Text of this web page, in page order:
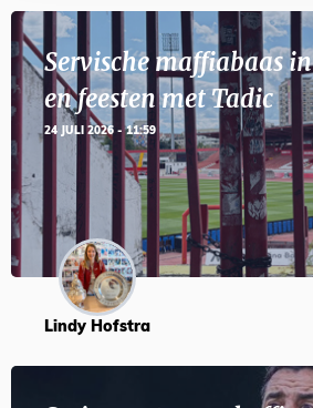
Servische maffiabaas
en feesten met Tadic
24 JULI 2026 - 11:59
Lindy Hofstra